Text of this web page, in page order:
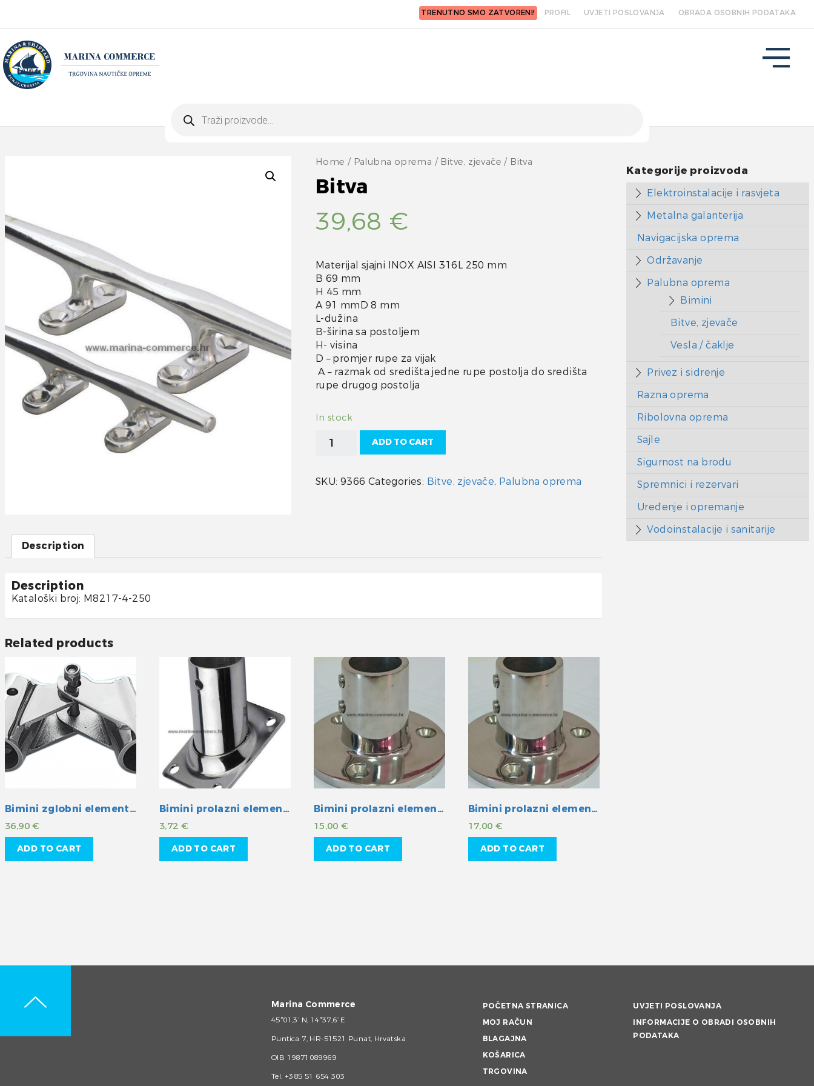
TRENUTNO SMO ZATVORENI! PROFIL UVJETI POSLOVANJA OBRADA OSOBNIH PODATAKA
search
Home / Palubna oprema / Bitve, zjevače / Bitva
Bitva
39,68 €
Materijal sjajni INOX AISI 316L 250 mm
B 69 mm
H 45 mm
A 91 mmD 8 mm
L-dužina
B-širina sa postoljem
H- visina
D – promjer rupe za vijak
A – razmak od središta jedne rupe postolja do središta
rupe drugog postolja
In stock
Bitva
quantity
ADD TO CART
SKU: 9366 Categories: Bitve, zjevače, Palubna oprema
Description
Description
Kataloški broj: M8217-4-250
Related products
Bimini zglobni element INOX 30 mm
36,90€
ADD TO CART
Bimini prolazni element INOX 22 mm
3,72 €
ADD TO CART
Bimini prolazni element INOX 22 mm
15,00€
ADD TO CART
Bimini prolazni element INOX 25 mm
17,00 €
ADD TO CART
Kategorije proizvoda
Elektroinstalacije i rasvjeta
Metalna galanterija
Navigacijska oprema
Održavanje
Palubna oprema
Bimini
Bitve, zjevače
Vesla / čaklje
Privez i sidrenje
Razna oprema
Ribolovna oprema
Sajle
Sigurnost na brodu
Spremnici i rezervari
Uređenje i opremanje
Vodoinstalacije i sanitarije
Marina Commerce
45°01,3’ N, 14°37,6’ E
Puntica 7, HR-51521 Punat, Hrvatska
OIB 19871089969
Tel. +385 51 654 303
POČETNA STRANICA
MOJ RAČUN
BLAGAJNA
KOŠARICA
TRGOVINA
UVJETI POSLOVANJA
INFORMACIJE O OBRADI OSOBNIH
PODATAKA